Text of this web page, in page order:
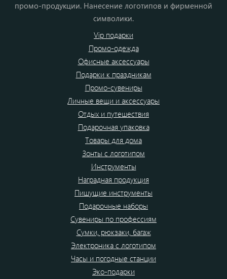
промо-продукции. Нанесение логотипов и фирменной
символики.
Vip подарки
Промо-одежда
Офисные аксессуары
Подарки к праздникам
Промо-сувениры
Личные вещи и аксессуары
Отдых и путешествия
Подарочная упаковка
Товары для дома
Зонты с логотипом
Инструменты
Наградная продукция
Пишущие инструменты
Подарочные наборы
Сувениры по профессиям
Сумки, рюкзаки, багаж
Электроника с логотипом
Часы и погодные станции
Эко-подарки